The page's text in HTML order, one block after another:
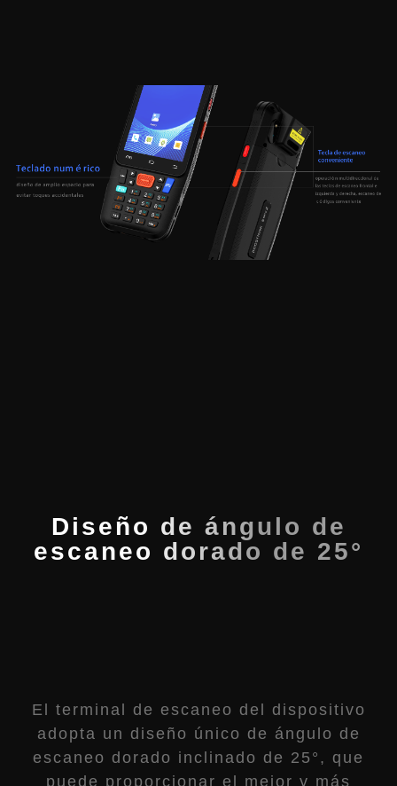
Diseño de ángulo de
escaneo dorado de 25°
El terminal de escaneo del dispositivo
adopta un diseño único de ángulo de
escaneo dorado inclinado de 25°, que
puede proporcionar el mejor y más